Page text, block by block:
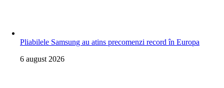
Pliabilele Samsung au atins precomenzi record în Europa
6 august 2026